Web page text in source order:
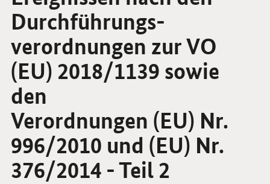
Durchführungs­
verordnungen zur VO
(EU) 2018/1139 sowie
den
Verordnungen (EU) Nr.
996/2010 und (EU) Nr.
376/2014 - Teil 2